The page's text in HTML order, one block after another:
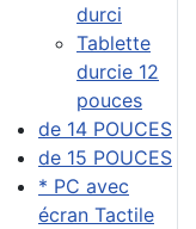
durci
Tablette
durcie 12
pouces
de 14 POUCES
de 15 POUCES
* PC avec
écran Tactile